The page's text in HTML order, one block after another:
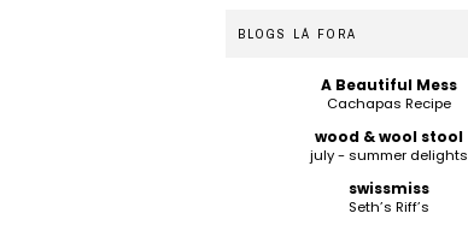
BLOGS LÁ FORA
A Beautiful Mess
Cachapas Recipe
wood & wool stool
july - summer delights
swissmiss
Seth’s Riff’s